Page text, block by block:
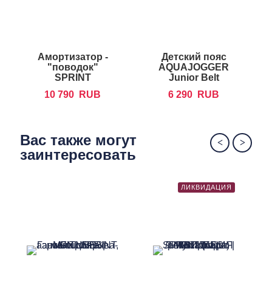
Амортизатор -
"поводок"
SPRINT
Sprinter Teether
10 790 RUB
Детский пояс
AQUAJOGGER
Junior Belt
6 290
RUB
Вас также могут
заинтересовать
ЛИКВИДАЦИЯ